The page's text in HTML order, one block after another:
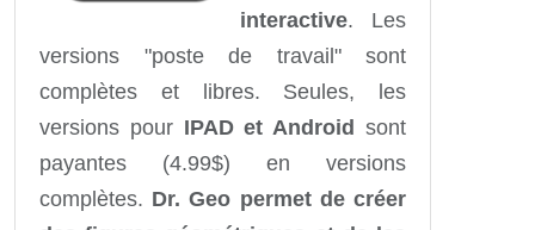
interactive. Les
versions "poste de travail" sont
complètes et libres. Seules, les
versions pour IPAD et Android sont
payantes (4.99$) en versions
complètes. Dr. Geo permet de créer